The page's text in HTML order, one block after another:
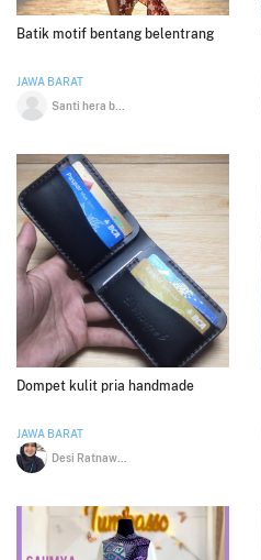
Batik motif bentang belentrang
JAWA BARAT
Dompet kulit pria handmade
JAWA BARAT